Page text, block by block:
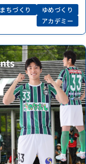
まちづくり
ゆめづくり
アカデミー